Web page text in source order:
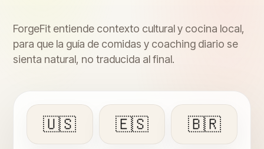
ForgeFit entiende contexto cultural y cocina local,
para que la guía de comidas y coaching diario se
sienta natural, no traducida al final.
🇺🇸 🇪🇸 🇧🇷